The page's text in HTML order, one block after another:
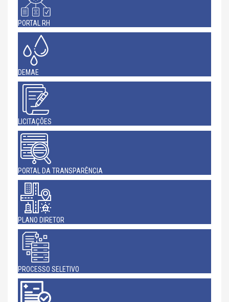
PORTAL RH
DEMAE
LICITAÇÕES
PORTAL DA TRANSPARÊNCIA
PLANO DIRETOR
PROCESSO SELETIVO